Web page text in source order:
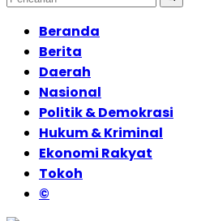
Beranda
Berita
Daerah
Nasional
Politik & Demokrasi
Hukum & Kriminal
Ekonomi Rakyat
Tokoh
©